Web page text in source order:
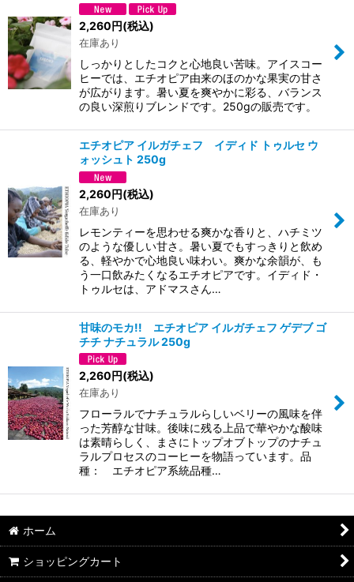
2,260円(税込)
在庫あり
しっかりとしたコクと心地良い苦味。アイスコー
ヒーでは、エチオピア由来のほのかな果実の甘さ
が広がります。暑い夏を爽やかに彩る、バランス
の良い深煎りブレンドです。250gの販売です。
エチオピア イルガチェフ イディド トゥルセ ウ
ォッシュト 250g
2,260円(税込)
在庫あり
レモンティーを思わせる爽かな香りと、ハチミツ
のような優しい甘さ。暑い夏でもすっきりと飲め
る、軽やかで心地良い味わい。爽かな余韻が、も
う一口飲みたくなるエチオピアです。イディド・
トゥルセは、アドマスさん…
甘味のモカ!! エチオピア イルガチェフ ゲデブ ゴ
チチ ナチュラル 250g
2,260円(税込)
在庫あり
フローラルでナチュラルらしいベリーの風味を伴
った芳醇な甘味。後味に残る上品で華やかな酸味
は素晴らしく、まさにトップオブトップのナチュ
ラルプロセスのコーヒーを物語っています。品
種： エチオピア系統品種…
ホーム
ショッピングカート